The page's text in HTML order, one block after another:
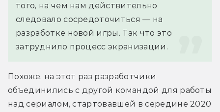
того, на чем нам действительно
следовало сосредоточиться — на
разработке новой игры. Так что это
затруднило процесс экранизации.
Похоже, на этот раз разработчики
объединились с другой командой для работы
над сериалом, стартовавшей в середине 2020